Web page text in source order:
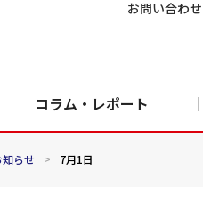
お問い合わせ
コラム・レポート
らせ > 7月1日